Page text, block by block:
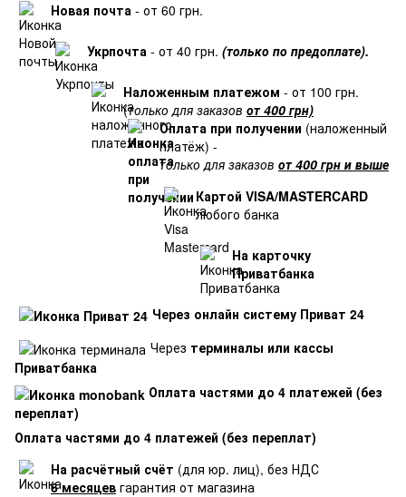
Новая почта - от 60 грн.
Укрпочта - от 40 грн. (только по предоплате).
Наложенным платежом - от 100 грн.
(только для заказов от 400 грн)
Оплата при получении (наложенный
платёж) -
только для заказов от 400 грн и выше
Картой VISA/MASTERCARD
любого банка
На карточку
Приватбанка
Через онлайн систему Приват 24
Через терминалы или кассы
Приватбанка
Оплата частями до 4 платежей (без
переплат)
Оплата частями до 4 платежей (без переплат)
На расчётный счёт (для юр. лиц), без НДС
6 месяцев гарантия от магазина